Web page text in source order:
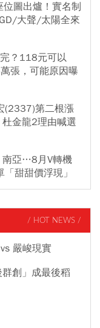
位圖出爐！實名制
大聲/太陽全來
？118元可以
張，可能原因曝
(2337)第二根漲
金龍2理由喊選
南亞…8月V轉機
甜甜價浮現」
/ HOT NEWS /
嚴峻現實
創」成最後稻